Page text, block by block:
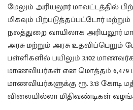
மேலும் அரியலூர் மாவட்டத்தில்
மிகவும் பிற்படுத்தப்பட்டோர் மற்றும்
நலத்துறை வாயிலாக அரியலூர்
அரசு மற்றும் அரசு உதவிப்பெறும்
பள்ளிகளில் பயிலும் 3,102
மாணவியர்கள் என மொத்தம்
மாணவியர்களுக்கு ரூ. 3.13 கோடி
விலையில்லா மிதிவண்டிகள்